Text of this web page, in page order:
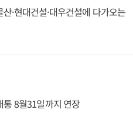
·현대건설·대우건설에 다가오는
8월31일까지 연장